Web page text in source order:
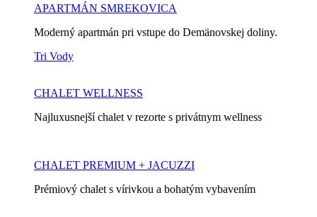
APARTMÁN SMREKOVICA
Moderný apartmán pri vstupe do Demänovskej doliny.
Tri Vody
CHALET WELLNESS
Najluxusnejší chalet v rezorte s privátnym wellness
CHALET PREMIUM + JACUZZI
Prémiový chalet s vírivkou a bohatým vybavením